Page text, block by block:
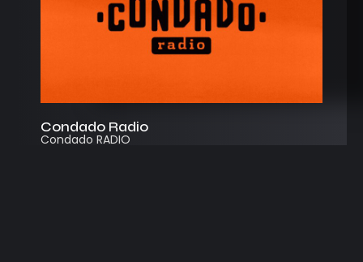
Condado Radio
Condado RADIO